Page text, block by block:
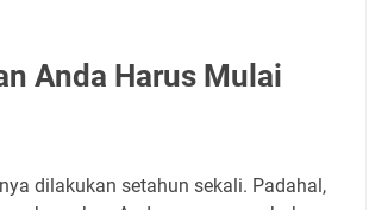
Anda Harus Mulai
dilakukan setahun sekali. Padahal,